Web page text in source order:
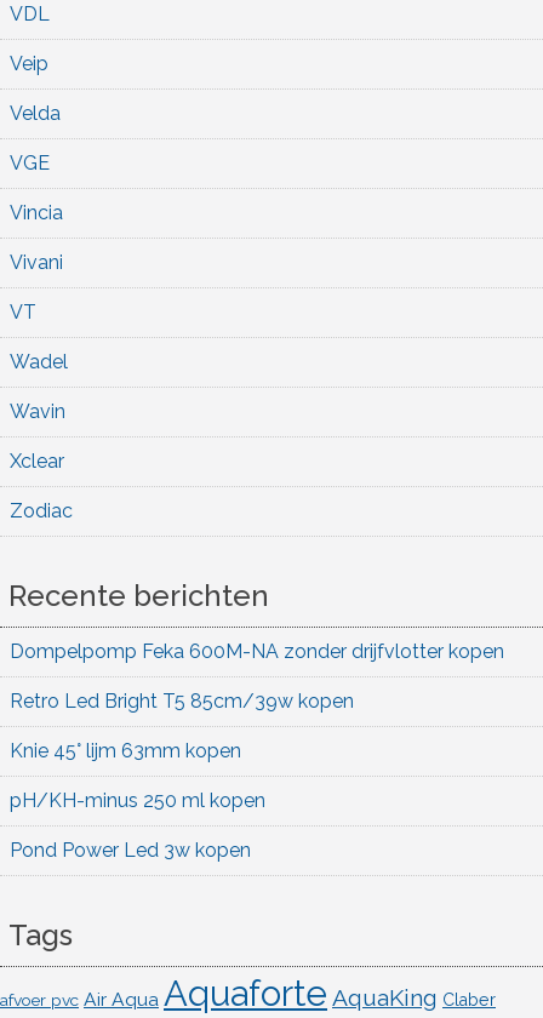
VDL
Veip
Velda
VGE
Vincia
Vivani
VT
Wadel
Wavin
Xclear
Zodiac
Recente berichten
Dompelpomp Feka 600M-NA zonder drijfvlotter kopen
Retro Led Bright T5 85cm/39w kopen
Knie 45° lijm 63mm kopen
pH/KH-minus 250 ml kopen
Pond Power Led 3w kopen
Tags
afvoer pvc Air Aqua Aquaforte AquaKing Claber